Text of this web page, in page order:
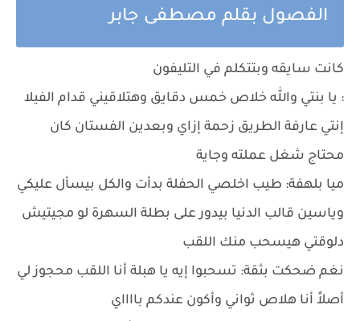
الفصول بقلم مصطفى جابر
كانت سايقه وبتتكلم في التليفون
: يا بنتي والله خلاص خمس دقايق وهتلاقيني قدام الفيلا
إنتي عارفة الطريق زحمة إزاي وبعدين الفستان كان
محتاج شغل عملته وجاية
ميا بلهفة: طيب اخلصي الحفلة بدأت والكل بيسأل عليكي
وياسين قالب الدنيا بيدور على بطلة السهرة لو مجيتيش
دلوقتي هيسحب منك اللقب
نغم ضحكت بثقة: تسحبوا إيه يا هبلة أنا اللقب محجوز لي
أصلاً أنا هلاص ثواني وأكون عندكم بااااي